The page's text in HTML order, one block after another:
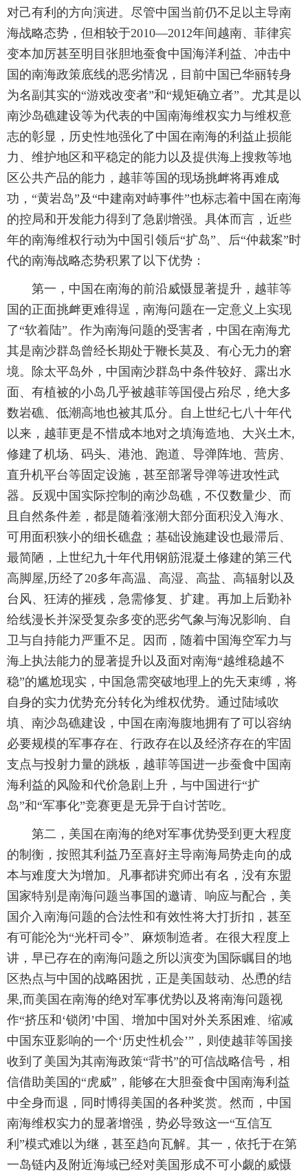
对己有利的方向演进。尽管中国当前仍不足以主导南
海战略态势，但相较于2010—2012年间越南、菲律宾
变本加厉甚至明目张胆地蚕食中国海洋利益、冲击中
国的南海政策底线的恶劣情况，目前中国已华丽转身
为名副其实的“游戏改变者”和“规矩确立者”。尤其是以
南沙岛礁建设等为代表的中国南海维权实力与维权意
志的彰显，历史性地强化了中国在南海的利益止损能
力、维护地区和平稳定的能力以及提供海上搜救等地
区公共产品的能力，越菲等国的现场挑衅将再难成
功，“黄岩岛”及“中建南对峙事件”也标志着中国在南海
的控局和开发能力得到了急剧增强。具体而言，近些
年的南海维权行动为中国引领后“扩岛”、后“仲裁案”时
代的南海战略态势积累了以下优势：
第一，中国在南海的前沿威慑显著提升，越菲等
国的正面挑衅更难得逞，南海问题在一定意义上实现
了“软着陆”。作为南海问题的受害者，中国在南海尤
其是南沙群岛曾经长期处于鞭长莫及、有心无力的窘
境。除太平岛外，中国南沙群岛中条件较好、露出水
面、有植被的小岛几乎被越菲等国侵占殆尽，绝大多
数岩礁、低潮高地也被其瓜分。自上世纪七八十年代
以来，越菲更是不惜成本地对之填海造地、大兴土木,
修建了机场、码头、港池、跑道、导弹阵地、营房、
直升机平台等固定设施，甚至部署导弹等进攻性武
器。反观中国实际控制的南沙岛礁，不仅数量少、而
且自然条件差，都是随着涨潮大部分面积没入海水、
可用面积狭小的细长礁盘；基础设施建设也最滞后、
最简陋，上世纪九十年代用钢筋混凝土修建的第三代
高脚屋,历经了20多年高温、高湿、高盐、高辐射以及
台风、狂涛的摧残，急需修复、扩建。再加上后勤补
给线漫长并深受复杂多变的恶劣气象与海况影响、自
卫与自持能力严重不足。因而，随着中国海空军力与
海上执法能力的显著提升以及面对南海“越维稳越不
稳”的尴尬现实，中国急需突破地理上的先天束缚，将
自身的实力优势充分转化为维权优势。通过陆域吹
填、南沙岛礁建设，中国在南海腹地拥有了可以容纳
必要规模的军事存在、行政存在以及经济存在的牢固
支点与投射力量的跳板，越菲等国进一步蚕食中国南
海利益的风险和代价急剧上升，与中国进行“扩
岛”和“军事化”竞赛更是无异于自讨苦吃。
第二，美国在南海的绝对军事优势受到更大程度
的制衡，按照其利益乃至喜好主导南海局势走向的成
本与难度大为增加。凡事都讲究师出有名，没有东盟
国家特别是南海问题当事国的邀请、响应与配合，美
国介入南海问题的合法性和有效性将大打折扣，甚至
有可能沦为“光杆司令”、麻烦制造者。在很大程度上
讲，早已存在的南海问题之所以演变为国际瞩目的地
区热点与中国的战略困扰，正是美国鼓动、怂恿的结
果,而美国在南海的绝对军事优势以及将南海问题视
作“挤压和‘锁闭’中国、增加中国对外关系困难、缩减
中国东亚影响的一个‘历史性机会’”，则使越菲等国接
收到了美国为其南海政策“背书”的可信战略信号，相
信借助美国的“虎威”，能够在大胆蚕食中国南海利益
中全身而退，同时博得美国的各种奖赏。然而，中国
南海维权实力的显著增强，势必导致这一“互信互
利”模式难以为继，甚至趋向瓦解。其一，依托于在第
一岛链内及附近海域已经对美国形成不可小觑的威慑